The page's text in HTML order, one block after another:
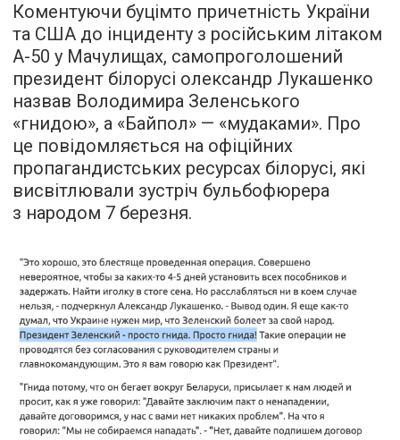
Коментуючи буцімто причетність України
та США до інциденту з російським літаком
А-50 у Мачулищах, самопроголошений
президент білорусі олександр Лукашенко
назвав Володимира Зеленського
«гнидою», а «Байпол» — «мудаками». Про
це повідомляється на офіційних
пропагандистських ресурсах білорусі, які
висвітлювали зустріч бульбофюрера
з народом 7 березня.